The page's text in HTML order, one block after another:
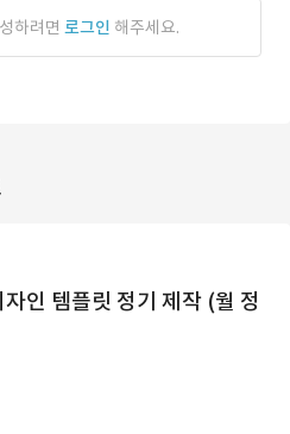
하려면 로그인 해주세요.
인 템플릿 정기 제작 (월 정